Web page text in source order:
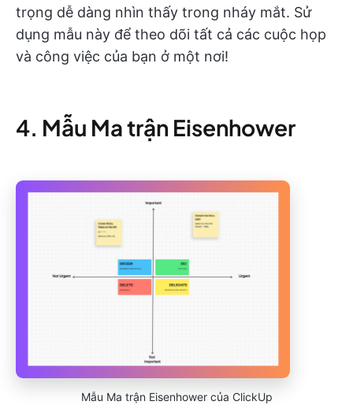
trọng dễ dàng nhìn thấy trong nháy mắt. Sử
dụng mẫu này để theo dõi tất cả các cuộc họp
và công việc của bạn ở một nơi!
4. Mẫu Ma trận Eisenhower
Mẫu Ma trận Eisenhower của ClickUp